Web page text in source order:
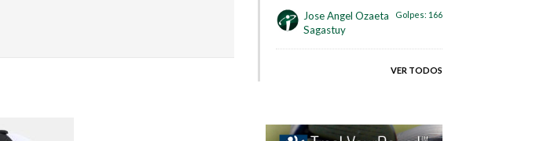
Jose Angel Ozaeta
Sagastuy
Golpes: 166
VER TODOS